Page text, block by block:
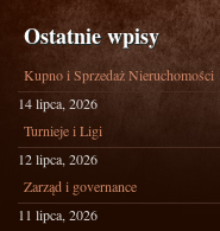
Ostatnie wpisy
Kupno i Sprzedaż Nieruchomości
14 lipca, 2026
Turnieje i Ligi
12 lipca, 2026
Zarząd i governance
11 lipca, 2026